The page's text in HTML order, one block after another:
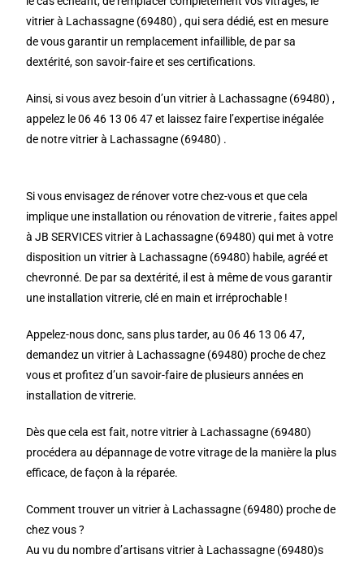
vitrier à Lachassagne (69480) , qui sera dédié, est en mesure
de vous garantir un remplacement infaillible, de par sa
dextérité, son savoir-faire et ses certifications.
Ainsi, si vous avez besoin d’un vitrier à Lachassagne (69480) ,
appelez le 06 46 13 06 47 et laissez faire l’expertise inégalée
de notre vitrier à Lachassagne (69480) .
Si vous envisagez de rénover votre chez-vous et que cela
implique une installation ou rénovation de vitrerie , faites appel
à JB SERVICES vitrier à Lachassagne (69480) qui met à votre
disposition un vitrier à Lachassagne (69480) habile, agréé et
chevronné. De par sa dextérité, il est à même de vous garantir
une installation vitrerie, clé en main et irréprochable !
Appelez-nous donc, sans plus tarder, au 06 46 13 06 47,
demandez un vitrier à Lachassagne (69480) proche de chez
vous et profitez d’un savoir-faire de plusieurs années en
installation de vitrerie.
Dès que cela est fait, notre vitrier à Lachassagne (69480)
procédera au dépannage de votre vitrage de la manière la plus
efficace, de façon à la réparée.
Comment trouver un vitrier à Lachassagne (69480) proche de
chez vous ?
Au vu du nombre d’artisans vitrier à Lachassagne (69480)s